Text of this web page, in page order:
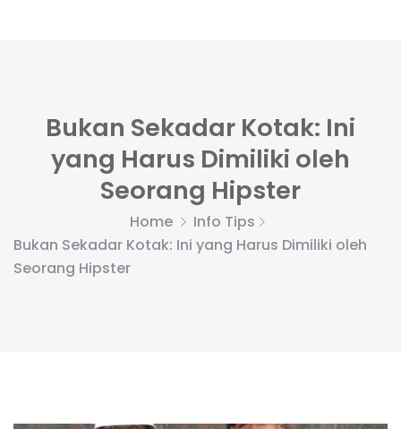
Bukan Sekadar Kotak: Ini
yang Harus Dimiliki oleh
Seorang Hipster
Home
Info Tips
Bukan Sekadar Kotak: Ini yang Harus Dimiliki oleh
Seorang Hipster